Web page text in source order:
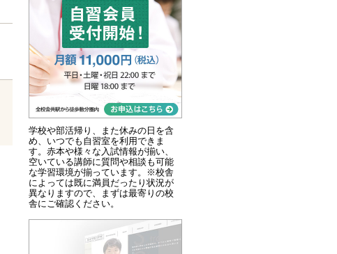
学校や部活帰り、また休みの日を含
め、いつでも自習室を利用できま
す。赤本や様々な入試情報が揃い、
空いている講師に質問や相談も可能
な学習環境が揃っています。※校舎
によっては既に満員だったり状況が
異なりますので、まずは最寄りの校
舎にご確認ください。